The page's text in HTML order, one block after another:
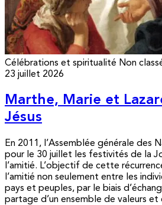
Célébrations et spiritualité Non
23 juillet 2026
Marthe, Marie et
Jésus
En 2011, l’Assemblée générale des
pour le 30 juillet les festivités de la
l’amitié. L’objectif de cette
l’amitié non seulement entre les
pays et peuples, par le biais
partage d’un ensemble de valeurs